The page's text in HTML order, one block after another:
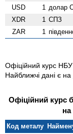
USD 1 долар
XDR 1 СПЗ
ZAR 1
Офіційний курс
Найближчі дані є на
Офіційний курс
на
Код металу